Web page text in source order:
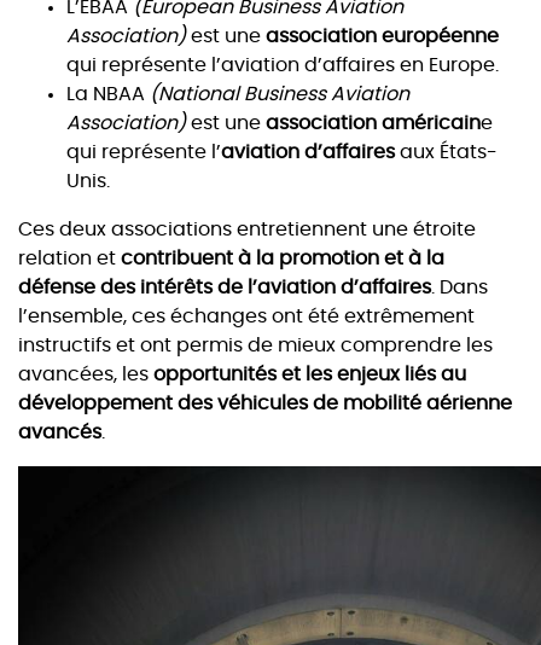
L’EBAA (European Business Aviation
Association)est une association européenne
qui représente l’aviation d’affaires en Europe.
La NBAA (National Business Aviation
Association)est une association américaine
qui représente l’aviation d’affairesaux États-
Unis.
Ces deux associations entretiennent une étroite
relation et contribuent à la promotion et à la
défense des intérêts de l’aviation d’affaires. Dans
l’ensemble, ces échanges ont été extrêmement
instructifs et ont permis de mieux comprendre les
avancées, les opportunités et les enjeux liés au
développement des véhicules de mobilité aérienne
avancés.